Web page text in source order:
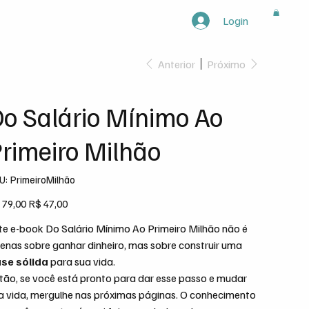
Login
Anterior Próximo
Salário Mínimo Ao
Milhão
SKU
PrimeiroMilhão
PrimeiroMilhão
79,00 Preço
promocional
R$ 47,00
e-book Do Salário Mínimo Ao Primeiro Milhão não é
sobre ganhar dinheiro, mas sobre construir uma
sólidapara sua vida.
se você está pronto para dar esse passo e mudar
vida, mergulhe nas próximas páginas. O conhecimento